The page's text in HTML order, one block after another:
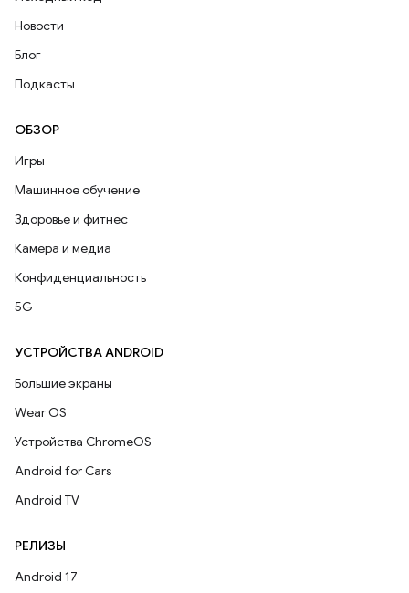
Новости
Блог
Подкасты
ОБЗОР
Игры
Машинное обучение
Здоровье и фитнес
Камера и медиа
Конфиденциальность
5G
УСТРОЙСТВА ANDROID
Большие экраны
Wear OS
Устройства ChromeOS
Android for Cars
Android TV
РЕЛИЗЫ
Android 17